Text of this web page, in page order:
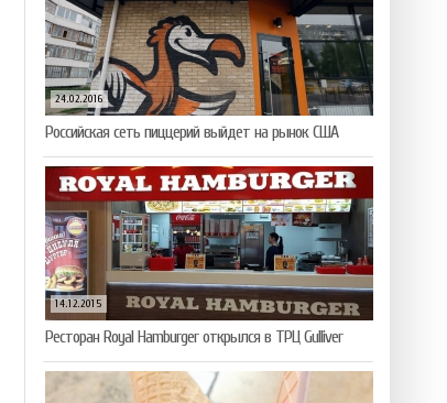
24.02.2016
Российская сеть пиццерий выйдет на рынок США
14.12.2015
Ресторан Royal Hamburger открылся в ТРЦ Gulliver